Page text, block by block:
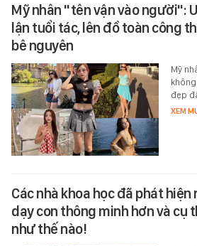
Mỹ nhân "tên vận vào người":
lận tuổi tác, lên đồ toàn công
bê nguyên
Mỹ
đẹp
XEM
Các nhà khoa học đã phát hiện
dạy con thông minh hơn và cụ
như thế nào!